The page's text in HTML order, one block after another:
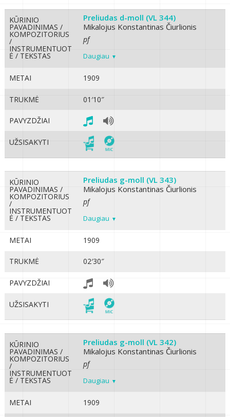
KŪRINIO
PAVADINIMAS /
KOMPOZITORIUS
/
INSTRUMENTUOT
Ė / TEKSTAS
Preliudas d-moll (VL 344)
Mikalojus Konstantinas Čiurlionis
pf
Daugiau
METAI 1909
TRUKMĖ 01′10″
PAVYZDŽIAI
UŽSISAKYTI
KŪRINIO
PAVADINIMAS /
KOMPOZITORIUS
/
INSTRUMENTUOT
Ė / TEKSTAS
Preliudas g-moll (VL 343)
Mikalojus Konstantinas Čiurlionis
pf
Daugiau
METAI 1909
TRUKMĖ 02′30″
PAVYZDŽIAI
UŽSISAKYTI
KŪRINIO
PAVADINIMAS /
KOMPOZITORIUS
/
INSTRUMENTUOT
Ė / TEKSTAS
Preliudas g-moll (VL 342)
Mikalojus Konstantinas Čiurlionis
pf
Daugiau
METAI 1909